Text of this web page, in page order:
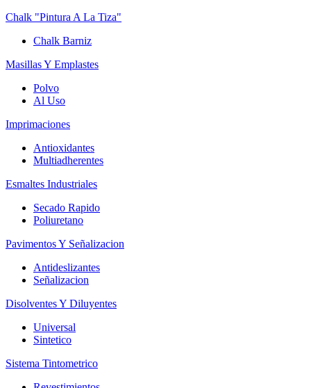
Chalk "Pintura A La Tiza"
Chalk Barniz
Masillas Y Emplastes
Polvo
Al Uso
Imprimaciones
Antioxidantes
Multiadherentes
Esmaltes Industriales
Secado Rapido
Poliuretano
Pavimentos Y Señalizacion
Antideslizantes
Señalizacion
Disolventes Y Diluyentes
Universal
Sintetico
Sistema Tintometrico